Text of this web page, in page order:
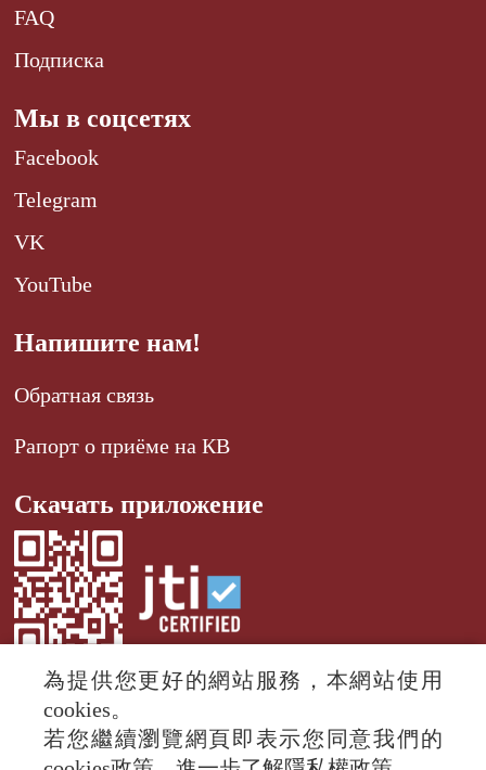
FAQ
Подписка
Мы в соцсетях
Facebook
Telegram
VK
YouTube
Напишите нам!
Обратная связь
Рапорт о приёме на КВ
Скачать приложение
© 2024 RTI (Radio Taiwan International).
為提供您更好的網站服務，本網站使用
cookies。
若您繼續瀏覽網頁即表示您同意我們的